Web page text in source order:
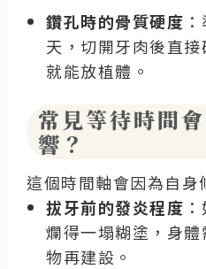
鑽孔時的骨質硬度
天，切開牙肉後直
就能放植體。
常見等待時間
響？
這個時間軸會因為自身
拔牙前的發炎程度
爛得一塌糊塗，身
物再建設。